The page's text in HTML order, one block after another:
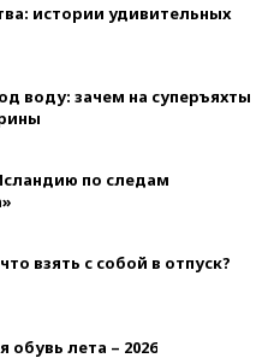
истории удивительных
воду: зачем на суперъяхты
по следам
взять с собой в отпуск?
обувь лета – 2026